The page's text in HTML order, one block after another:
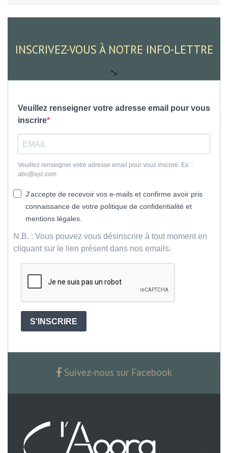
INSCRIVEZ-VOUS À NOTRE INFO-LETTRE
">
Veuillez renseigner votre adresse email pour vous
inscrire
Veuillez renseigner votre adresse email pour vous inscrire. Ex. :
abc@xyz.com
J'accepte de recevoir vos e-mails et confirme avoir pris
connaissance de votre politique de confidentialité et
mentions légales.
N.B. : Vous pouvez vous désinscrire à tout moment en
cliquant sur le lien présent dans nos emails.
S'INSCRIRE
Suivez-nous sur Facebook